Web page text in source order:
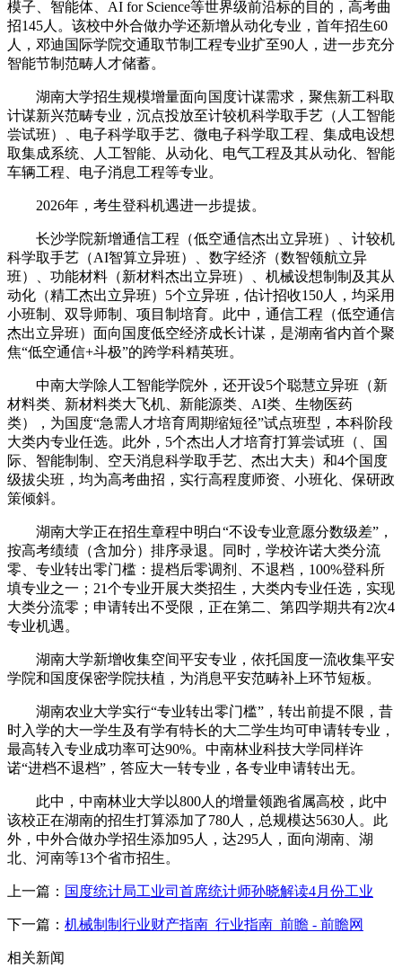
模子、智能体、AI for Science等世界级前沿标的目的，高考曲
招145人。该校中外合做办学还新增从动化专业，首年招生60
人，邓迪国际学院交通取节制工程专业扩至90人，进一步充分
智能节制范畴人才储蓄。
湖南大学招生规模增量面向国度计谋需求，聚焦新工科取
计谋新兴范畴专业，沉点投放至计较机科学取手艺（人工智能
尝试班）、电子科学取手艺、微电子科学取工程、集成电设想
取集成系统、人工智能、从动化、电气工程及其从动化、智能
车辆工程、电子消息工程等专业。
2026年，考生登科机遇进一步提拔。
长沙学院新增通信工程（低空通信杰出立异班）、计较机
科学取手艺（AI智算立异班）、数字经济（数智领航立异
班）、功能材料（新材料杰出立异班）、机械设想制制及其从
动化（精工杰出立异班）5个立异班，估计招收150人，均采用
小班制、双导师制、项目制培育。此中，通信工程（低空通信
杰出立异班）面向国度低空经济成长计谋，是湖南省内首个聚
焦“低空通信+斗极”的跨学科精英班。
中南大学除人工智能学院外，还开设5个聪慧立异班（新
材料类、新材料类大飞机、新能源类、AI类、生物医药
类），为国度“急需人才培育周期缩短径”试点班型，本科阶段
大类内专业任选。此外，5个杰出人才培育打算尝试班（、国
际、智能制制、空天消息科学取手艺、杰出大夫）和4个国度
级拔尖班，均为高考曲招，实行高程度师资、小班化、保研政
策倾斜。
湖南大学正在招生章程中明白“不设专业意愿分数级差”，
按高考绩绩（含加分）排序录退。同时，学校许诺大类分流
零、专业转出零门槛：提档后零调剂、不退档，100%登科所
填专业之一；21个专业开展大类招生，大类内专业任选，实现
大类分流零；申请转出不受限，正在第二、第四学期共有2次4
专业机遇。
湖南大学新增收集空间平安专业，依托国度一流收集平安
学院和国度保密学院扶植，为消息平安范畴补上环节短板。
湖南农业大学实行“专业转出零门槛”，转出前提不限，昔
时入学的大一学生及有学有特长的大二学生均可申请转专业，
最高转入专业成功率可达90%。中南林业科技大学同样许
诺“进档不退档”，答应大一转专业，各专业申请转出无。
此中，中南林业大学以800人的增量领跑省属高校，此中
该校正在湖南的招生打算添加了780人，总规模达5630人。此
外，中外合做办学招生添加95人，达295人，面向湖南、湖
北、河南等13个省市招生。
上一篇： 国度统计局工业司首席统计师孙晓解读4月份工业
下一篇： 机械制制行业财产指南_行业指南_前瞻 - 前瞻网
相关新闻